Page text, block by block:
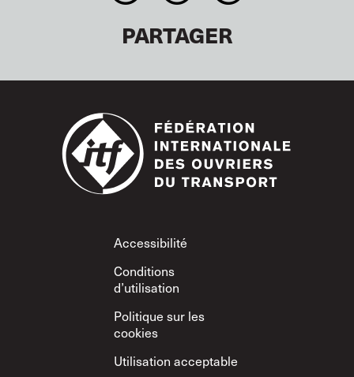
PARTAGER
Footer
Accessibilité
Conditions
d’utilisation
Politique sur les
cookies
Utilisation acceptable